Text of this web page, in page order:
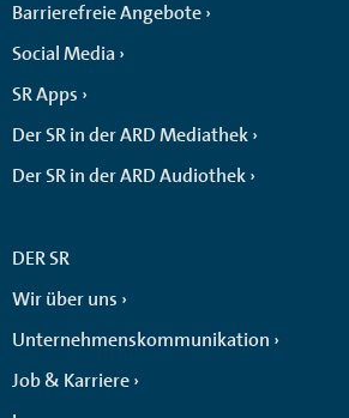
Barrierefreie Angebote
Social Media
SR Apps
Der SR in der ARD Mediathek
Der SR in der ARD Audiothek
DER SR
Wir über uns
Unternehmenskommunikation
Job & Karriere